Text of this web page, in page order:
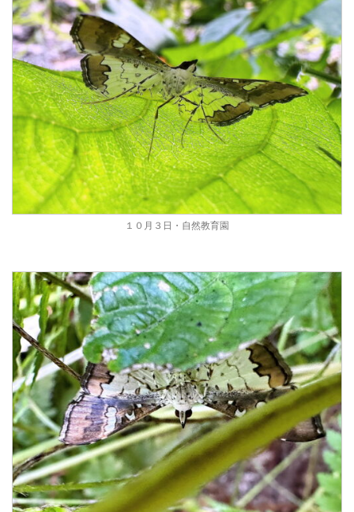
１０月３日・自然教育園